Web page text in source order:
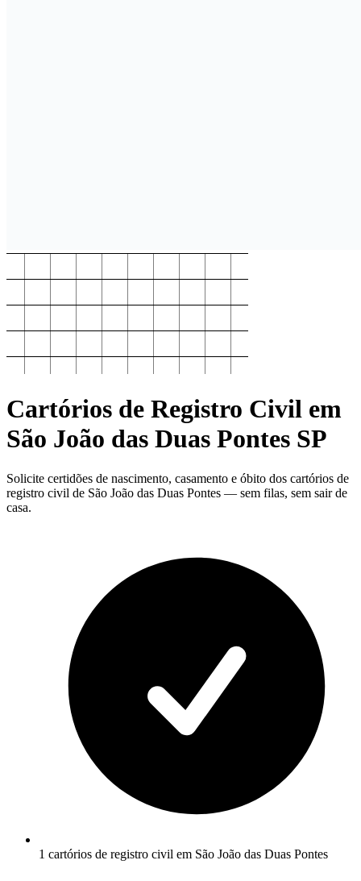
Cartórios de Registro Civil em
São João das Duas Pontes SP
Solicite certidões de nascimento, casamento e óbito dos cartórios de
registro civil de São João das Duas Pontes — sem filas, sem sair de
casa.
1 cartórios de registro civil em São João das Duas Pontes